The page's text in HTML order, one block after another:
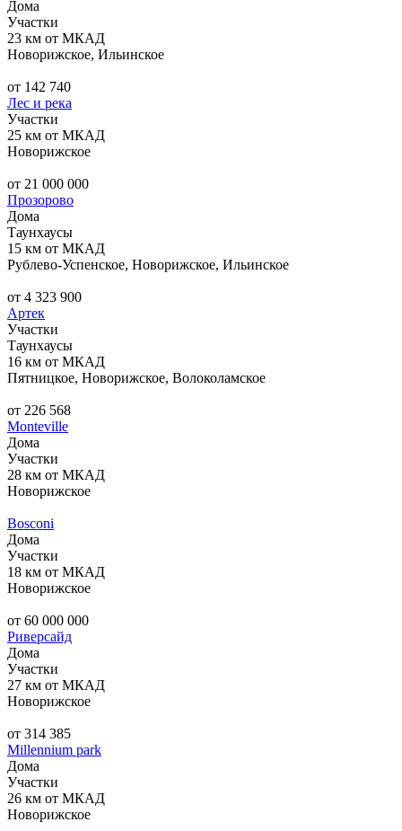
Дома
Участки
23 км от МКАД
Новорижское, Ильинское
от 142 740
Лес и река
Участки
25 км от МКАД
Новорижское
от 21 000 000
Прозорово
Дома
Таунхаусы
15 км от МКАД
Рублево-Успенское, Новорижское, Ильинское
от 4 323 900
Артек
Участки
Таунхаусы
16 км от МКАД
Пятницкое, Новорижское, Волоколамское
от 226 568
Monteville
Дома
Участки
28 км от МКАД
Новорижское
Bosconi
Дома
Участки
18 км от МКАД
Новорижское
от 60 000 000
Риверсайд
Дома
Участки
27 км от МКАД
Новорижское
от 314 385
Millennium park
Дома
Участки
26 км от МКАД
Новорижское